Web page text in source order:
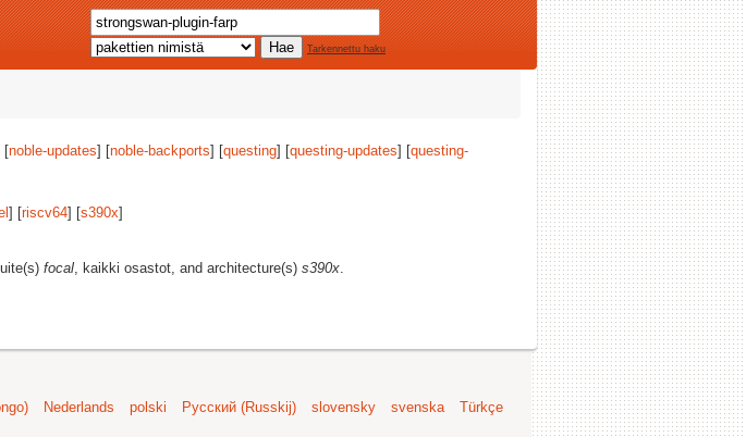
Tarkennettu haku
[noble-updates] [noble-backports] [questing] [questing-updates] [questing-
] [riscv64] [s390x]
focal, kaikki osastot, and architecture(s) s390x.
Nederlands polski Русский (Russkij) slovensky svenska
Türkçe